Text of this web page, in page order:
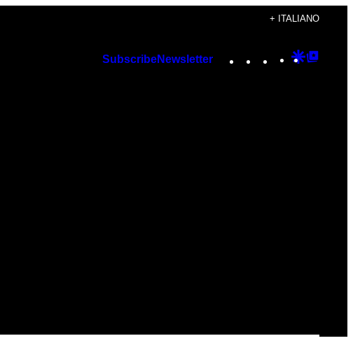
+ ITALIANO
SubscribeNewsletter Instagram
TikTok
YouTube
Google